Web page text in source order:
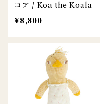
コア / Koa the Koala
¥8,800